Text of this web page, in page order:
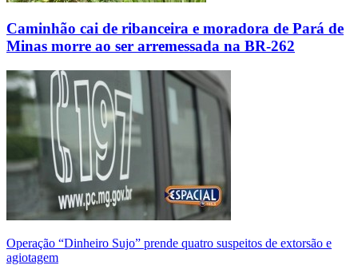
Caminhão cai de ribanceira e moradora de Pará de
Minas morre ao ser arremessada na BR-262
Operação “Dinheiro Sujo” prende quatro suspeitos de extorsão e
agiotagem